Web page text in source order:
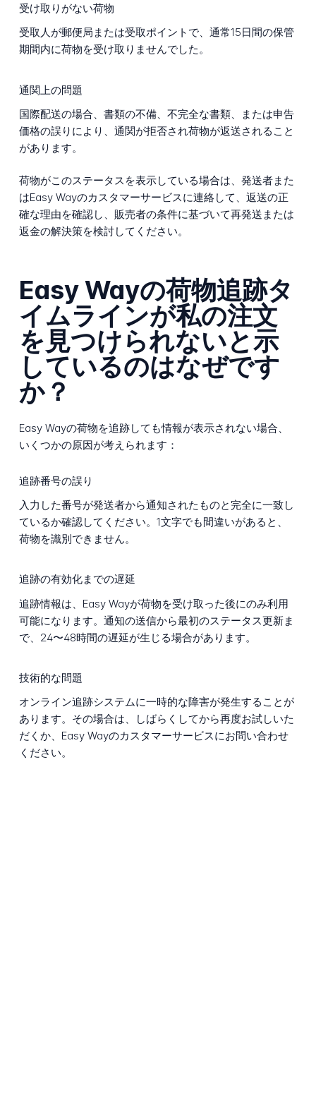
受け取りがない荷物
受取人が郵便局または受取ポイントで、通常15日間の保管
期間内に荷物を受け取りませんでした。
通関上の問題
国際配送の場合、書類の不備、不完全な書類、または申告
価格の誤りにより、通関が拒否され荷物が返送されること
があります。
荷物がこのステータスを表示している場合は、発送者また
はEasy Wayのカスタマーサービスに連絡して、返送の正
確な理由を確認し、販売者の条件に基づいて再発送または
返金の解決策を検討してください。
Easy Wayの荷物追跡タ
イムラインが私の注文
を見つけられないと示
しているのはなぜです
か？
Easy Wayの荷物を追跡しても情報が表示されない場合、
いくつかの原因が考えられます：
追跡番号の誤り
入力した番号が発送者から通知されたものと完全に一致し
ているか確認してください。1文字でも間違いがあると、
荷物を識別できません。
追跡の有効化までの遅延
追跡情報は、Easy Wayが荷物を受け取った後にのみ利用
可能になります。通知の送信から最初のステータス更新ま
で、24〜48時間の遅延が生じる場合があります。
技術的な問題
オンライン追跡システムに一時的な障害が発生することが
あります。その場合は、しばらくしてから再度お試しいた
だくか、Easy Wayのカスタマーサービスにお問い合わせ
ください。